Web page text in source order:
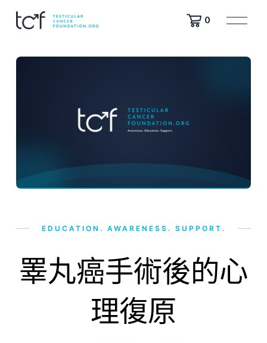
0
開
EDUCATION. AWARENESS. SUPPORT.
睪丸癌手術後的心
理復原